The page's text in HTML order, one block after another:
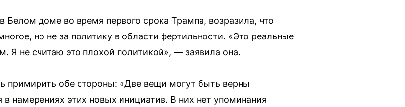
Белом доме во время первого срока Трампа, возразила, что
но не за политику в области фертильности. «Это реальные
Я не считаю это плохой политикой», — заявила она.
примирить обе стороны: «Две вещи могут быть верны
намерениях этих новых инициатив. В них нет упоминания